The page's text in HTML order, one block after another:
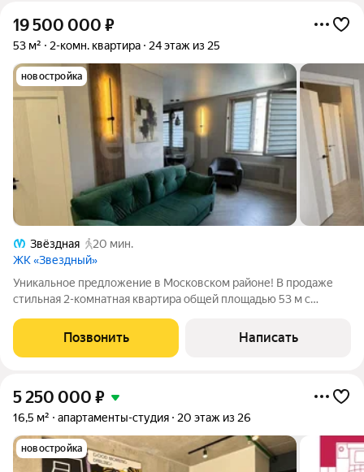
19 500 000 ₽
53 м² 2-комн. квартира 24 этаж из 25
новостройка
Звёздная
20 мин.
ЖК «Звездный»
Уникальное предложение в Московском районе! В продаже
стильная 2-комнатная квартира общей площадью 53 м с
создавалась для себя с использованием качественных
материалов и вниманием к каждой детали. Не
Позвонить Написать
5 250 000 ₽
16,5 м² апартаменты-студия 20 этаж из 26
новостройка